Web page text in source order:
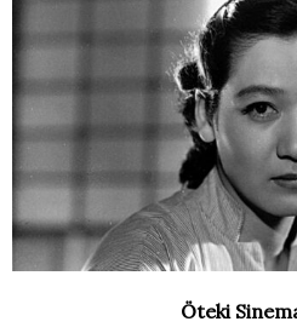
Öteki